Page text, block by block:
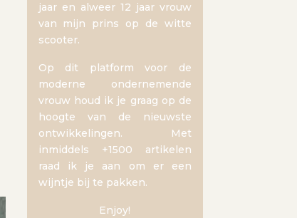
jaar en alweer 12 jaar vrouw
van mijn prins op de witte
scooter.
Op dit platform voor de
moderne ondernemende
vrouw houd ik je graag op de
hoogte van de nieuwste
ontwikkelingen. Met
inmiddels +1500 artikelen
raad ik je aan om er een
wijntje bij te pakken.
Enjoy!